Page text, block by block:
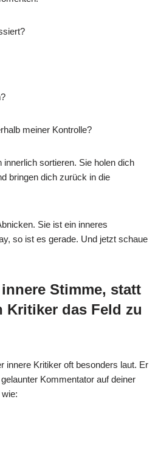
meiner Kontrolle?
innerlich sortieren. Sie holen dich
bringen dich zurück in die
Sie ist ein inneres
so ist es gerade. Und jetzt schaue
Stimme, statt
Kritiker das Feld zu
innere Kritiker oft besonders laut. Er
Kommentator auf deiner